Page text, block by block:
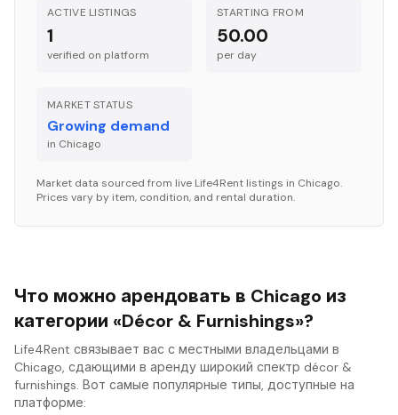
ACTIVE LISTINGS
1
verified on platform
STARTING FROM
50.00
per day
MARKET STATUS
Growing demand
in Chicago
Market data sourced from live Life4Rent listings in Chicago.
Prices vary by item, condition, and rental duration.
Что можно арендовать в Chicago из
категории «Décor & Furnishings»?
Life4Rent связывает вас с местными владельцами в
Chicago, сдающими в аренду широкий спектр décor &
furnishings. Вот самые популярные типы, доступные на
платформе: